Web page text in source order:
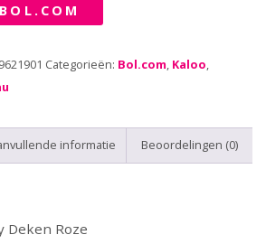
Categorieën: Bol.com, Kaloo,
informatie Beoordelingen (0)
Deken Roze